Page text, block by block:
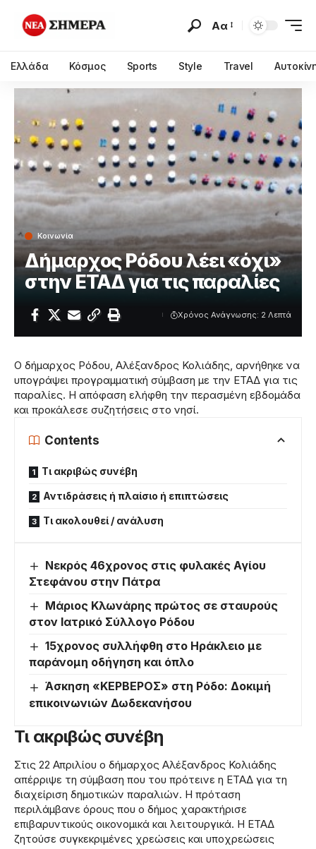
Αα
Ελλάδα Κόσμος Sports Style Travel
Κοινωνία
Δήμαρχος Ρόδου λέει «όχι»
στην ΕΤΑΔ για τις παραλίες
Χρόνος Ανάγνωσης: 2 Λεπτά
Ο δήμαρχος Ρόδου, Αλέξανδρος Κολιάδης, αρνήθηκε να
υπογράψει προγραμματική σύμβαση με την ΕΤΑΔ για τις
παραλίες. Η απόφαση ελήφθη την περασμένη εβδομάδα
και προκάλεσε συζητήσεις στο νησί.
Contents
Τι ακριβώς συνέβη
Αντιδράσεις ή πλαίσιο ή επιπτώσεις
Τι ακολουθεί / ανάλυση
Νεκρός 46χρονος στις φυλακές Αγίου
Στεφάνου στην Πάτρα
Μάριος Κλωνάρης πρώτος σε σταυρούς
στον Ιατρικό Σύλλογο Ρόδου
15χρονος συλλήφθη στο Ηράκλειο με
παράνομη οδήγηση και όπλο
Άσκηση «ΚΕΡΒΕΡΟΣ» στη Ρόδο: Δοκιμή
επικοινωνιών Δωδεκανήσου
Τι ακριβώς συνέβη
Στις 22 Απριλίου ο δήμαρχος Αλέξανδρος Κολιάδης
απέρριψε τη σύμβαση που του πρότεινε η ΕΤΑΔ για τη
διαχείριση δημοτικών παραλιών. Η πρόταση
περιλάμβανε όρους που ο δήμος χαρακτήρισε
επιβαρυντικούς οικονομικά και λειτουργικά. Η ΕΤΑΔ
ζητούσε συγκεκριμένες χρεώσεις και υποχρεώσεις